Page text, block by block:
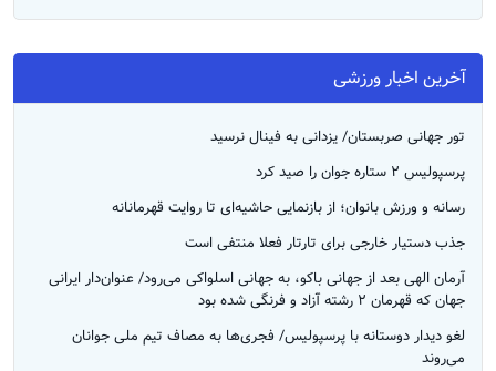
آخرین اخبار ورزشی
تور جهانی صربستان/ یزدانی به فینال نرسید
پرسپولیس ۲ ستاره جوان را صید کرد
رسانه و ورزش بانوان؛ از بازنمایی حاشیه‌ای تا روایت قهرمانانه
جذب دستیار خارجی برای تارتار فعلا منتفی است
آرمان الهی بعد از جهانی باکو، به جهانی اسلواکی می‌رود/ عنوان‌دار ایرانی
جهان که قهرمان ۲ رشته آزاد و فرنگی شده بود
لغو دیدار دوستانه با پرسپولیس/ فجری‌ها به مصاف تیم ملی جوانان
می‌روند